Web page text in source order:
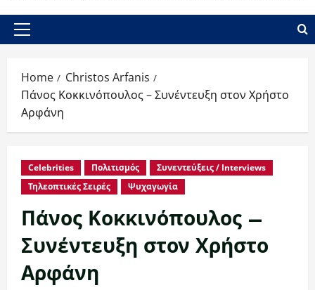
Primary
Home
Christos Arfanis
Πάνος Κοκκινόπουλος – Συνέντευξη στον Χρήστο
Αρφάνη
Celebrities Πολιτισμός
Συνεντεύξεις / Interviews
Τηλεοπτικές Σειρές
Ψυχαγωγία
Πάνος Κοκκινόπουλος –
Συνέντευξη στον Χρήστο
Αρφάνη